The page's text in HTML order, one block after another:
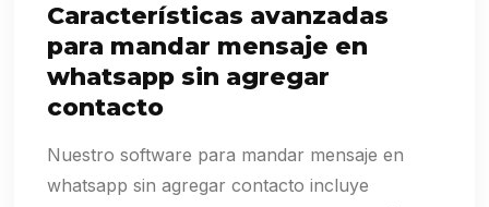
Características avanzadas
para mandar mensaje en
whatsapp sin agregar
contacto
Nuestro software para mandar mensaje en
whatsapp sin agregar contacto incluye